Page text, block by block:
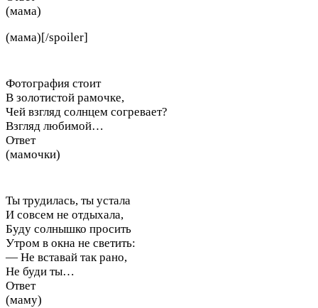
(мама)
(мама)[/spoiler]
Фотография стоит
В золотистой рамочке,
Чей взгляд солнцем согревает?
Взгляд любимой…
Ответ
(мамочки)
Ты трудилась, ты устала
И совсем не отдыхала,
Буду солнышко просить
Утром в окна не светить:
— Не вставай так рано,
Не буди ты…
Ответ
(маму)